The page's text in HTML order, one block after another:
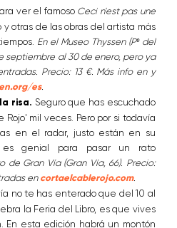
ver el famoso Ceci n'est pas une
otras de las obras del artista más
En el Museo Thyssen (Pº del
septiembre al 30 de enero, pero ya
Precio: 13 €. Más info en y
es.
risa. Seguro que has escuchado
mil veces. Pero por si todavía
en el radar, justo están en su
es genial para pasar un rato
de Gran Vía (Gran Vía, 66). Precio:
en cortaelcablerojo.com.
no te has enterado que del 10 al
la Feria del Libro, es que vives
En esta edición habrá un montón